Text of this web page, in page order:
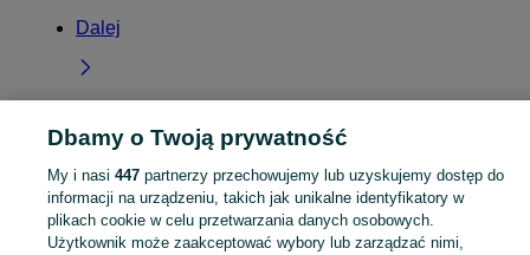
Dalej
Strona główna Podkarpackie Bączal Górny
KATEGORIA
Dbamy o Twoją prywatność
My i nasi 447partnerzy przechowujemy lub uzyskujemy dostęp do
informacji na urządzeniu, takich jak unikalne identyfikatory w
plikach cookie w celu przetwarzania danych osobowych.
Użytkownik może zaakceptować wybory lub zarządzać nimi,